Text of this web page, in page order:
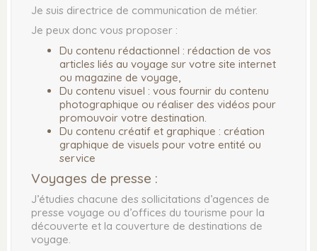
Je suis directrice de communication de métier.
Je peux donc vous proposer :
Du contenu rédactionnel : rédaction de vos
articles liés au voyage sur votre site internet
ou magazine de voyage,
Du contenu visuel : vous fournir du contenu
photographique ou réaliser des vidéos pour
promouvoir votre destination.
Du contenu créatif et graphique : création
graphique de visuels pour votre entité ou
service
Voyages de presse :
J’étudies chacune des sollicitations d’agences de
presse voyage ou d’offices du tourisme pour la
découverte et la couverture de destinations de
voyage.
FAQ : FOIRE AUX QUESTIONS
POLITIQUE DE
CONFIDENTIALITÉ
MENTIONS LÉGALES
PARTENAIRES
IDÉES DE VOYAGES
ASTUCES DE TRAVEL
PLANNER
MES COUPS DE COEUR ❤
DESTINATION JAMAÏQUE
DESTINATION LONDRES
DESTINATION MAROC